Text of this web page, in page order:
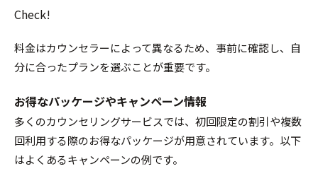
Check!
料金はカウンセラーによって異なるため、事前に確認し、自
分に合ったプランを選ぶことが重要です。
お得なパッケージやキャンペーン情報
多くのカウンセリングサービスでは、初回限定の割引や複数
回利用する際のお得なパッケージが用意されています。以下
はよくあるキャンペーンの例です。